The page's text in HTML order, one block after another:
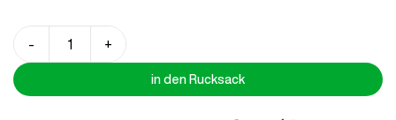
GO TO SHOP
-
Fire
Pot
+
in den Rucksack